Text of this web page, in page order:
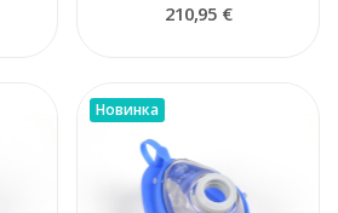
210,95 €
Новинка